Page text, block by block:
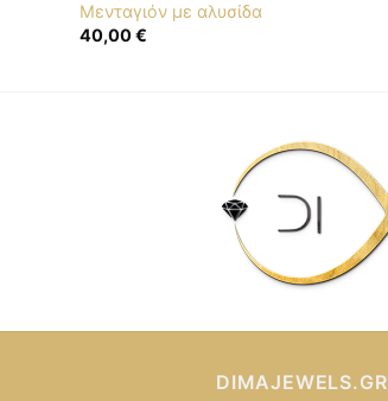
Μενταγιόν με αλυσίδα
40,00€
DIMAJEWELS.GR